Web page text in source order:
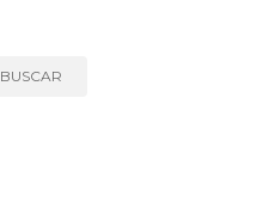
BUSCAR